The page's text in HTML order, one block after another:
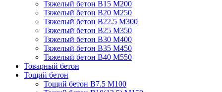
Тяжелый бетон В15 М200
Тяжелый бетон В20 М250
Тяжелый бетон В22.5 М300
Тяжелый бетон В25 М350
Тяжелый бетон В30 М400
Тяжелый бетон В35 М450
Тяжелый бетон В40 М550
Товарный бетон
Тощий бетон
Тощий бетон В7.5 М100